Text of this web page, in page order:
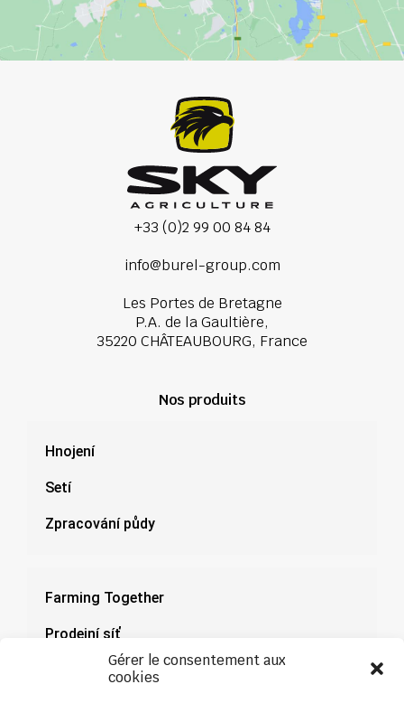
Gérer le consentement aux
cookies
+33 (0)2 99 00 84 84
info@burel-group.com
Les Portes de Bretagne
P.A. de la Gaultière,
35220 CHÂTEAUBOURG, France
Nos produits
Hnojení
Setí
Zpracování půdy
Farming Together
Prodejní síť
Dokumenty